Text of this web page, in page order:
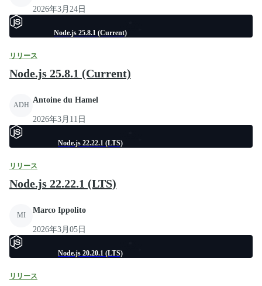
2026年3月24日
Node.js 25.8.1 (Current)
リリース
Node.js 25.8.1 (Current)
ADH
Antoine du Hamel
2026年3月11日
Node.js 22.22.1 (LTS)
リリース
Node.js 22.22.1 (LTS)
MI
Marco Ippolito
2026年3月05日
Node.js 20.20.1 (LTS)
リリース